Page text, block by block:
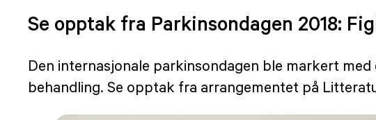
Se opptak fra Parkinsondagen 2018:
Den internasjonale parkinsondagen ble markert
behandling. Se opptak fra arrangementet på